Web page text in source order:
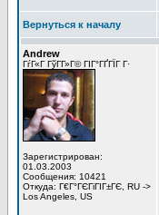
Вернуться к началу
Andrew
ГѓГ«Г ГўГ­Г»Г© ГІГ°ГҐГЇГ Г·
Зарегистрирован:
01.03.2003
Сообщения: 10421
Откуда: Г€Г°ГЄГіГІГ±ГЄ, RU ->
Los Angeles, US